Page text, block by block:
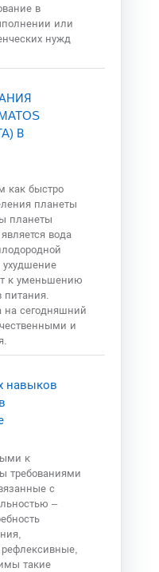
в
или
нужд
В
как быстро
планеты
планеты
вода
ухудшение
к уменьшению
питания.
на сегодняшний
и
навыков
к
требованиями
с
–
такие